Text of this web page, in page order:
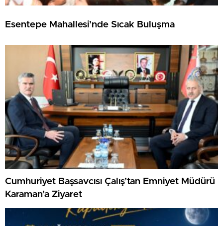
Esentepe Mahallesi’nde Sıcak Buluşma
Cumhuriyet Başsavcısı Çalış’tan Emniyet Müdürü
Karaman’a Ziyaret